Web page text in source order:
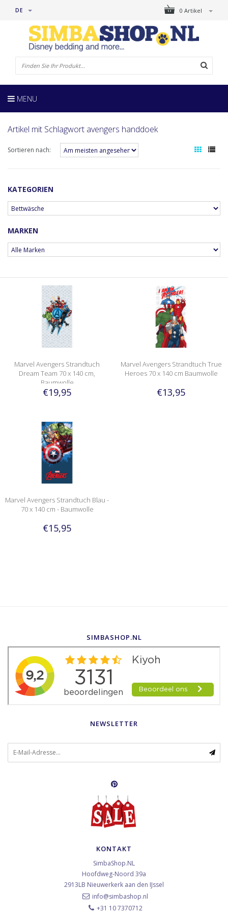
0 Artikel
DE
MENU
Artikel mit Schlagwort avengers handdoek
Sortieren nach:
KATEGORIEN
MARKEN
Marvel Avengers Strandtuch
Dream Team 70 x 140 cm,
Baumwolle
€19,95
Marvel Avengers Strandtuch True
Heroes 70 x 140 cm Baumwolle
€13,95
Marvel Avengers Strandtuch Blau -
70 x 140 cm - Baumwolle
€15,95
SIMBASHOP.NL
NEWSLETTER
KONTAKT
SimbaShop.NL
Hoofdweg-Noord 39a
2913LB Nieuwerkerk aan den IJssel
info@simbashop.nl
+31 10 7370712